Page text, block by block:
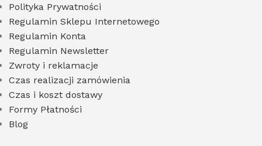
Polityka Prywatności
Regulamin Sklepu Internetowego
Regulamin Konta
Regulamin Newsletter
Zwroty i reklamacje
Czas realizacji zamówienia
Czas i koszt dostawy
Formy Płatności
Blog